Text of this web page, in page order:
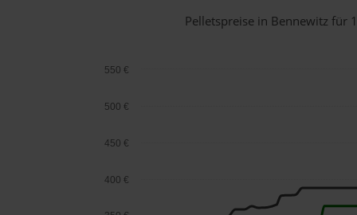
Pelletspreise in Bennewitz für
400 €
450 €
500 €
550 €